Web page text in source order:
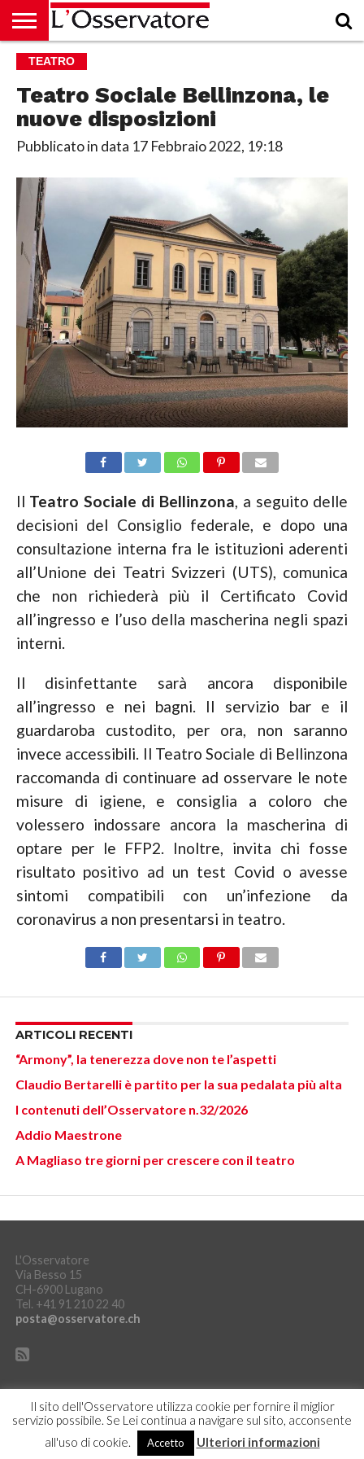
HOME
CULTURA
ECONOMIA
RUBRICHE
ARCHIVIO
PODCAST
ABBONAMENTO
CHI
ACCEDI
TEATRO
Teatro Sociale Bellinzona, le
nuove disposizioni
Pubblicato in data 17 Febbraio 2022, 19:18
Il Teatro Sociale di Bellinzona, a seguito delle
decisioni del Consiglio federale, e dopo una
consultazione interna fra le istituzioni aderenti
all’Unione dei Teatri Svizzeri (UTS), comunica
che non richiederà più il Certificato Covid
all’ingresso e l’uso della mascherina negli spazi
interni.
Il disinfettante sarà ancora disponibile
all’ingresso e nei bagni. Il servizio bar e il
guardaroba custodito, per ora, non saranno
invece accessibili. Il Teatro Sociale di Bellinzona
raccomanda di continuare ad osservare le note
misure di igiene, e consiglia a coloro che
volessero indossare ancora la mascherina di
optare per le FFP2. Inoltre, invita chi fosse
risultato positivo ad un test Covid o avesse
sintomi compatibili con un’infezione da
coronavirus a non presentarsi in teatro.
ARTICOLI RECENTI
“Armony”, la tenerezza dove non te l’aspetti
Claudio Bertarelli è partito per la sua pedalata più alta
I contenuti dell’Osservatore n.32/2026
Addio Maestrone
A Magliaso tre giorni per crescere con il teatro
L'Osservatore
Via Besso 15
CH-6900 Lugano
Tel. +41 91 210 22 40
posta@osservatore.ch
DICHIARAZIONE SULLA PROTEZIONE DEI DATI ACCEDI
Il sito dell'Osservatore utilizza cookie per fornire il miglior
servizio possibile. Se Lei continua a navigare sul sito, acconsente
all'uso di cookie.
Accetto Ulteriori informazioni